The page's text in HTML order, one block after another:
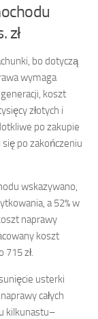
zł
bo dotyczą
wymaga
koszt
złotych i
po zakupie
po zakończeniu
wskazywano,
a 52% w
naprawy
koszt
715 zł.
usterki
całych
kilkunastu–